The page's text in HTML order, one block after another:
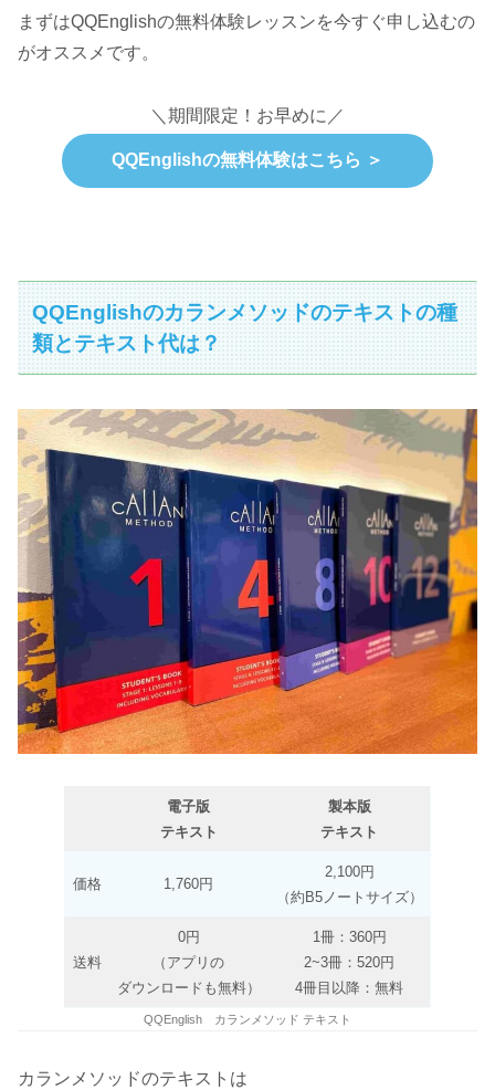
まずはQQEnglishの無料体験レッスンを今すぐ申し込むの
がオススメです。
＼期間限定！お早めに／
QQEnglishの無料体験はこちら ＞
QQEnglishのカランメソッドのテキストの種
類とテキスト代は？
電子版
テキスト
製本版
テキスト
価格 1,760円
2,100円
（約B5ノートサイズ）
送料
0円
（アプリの
ダウンロードも無料）
1冊：360円
2~3冊：520円
4冊目以降：無料
QQEnglish カランメソッド テキスト
カランメソッドのテキストは